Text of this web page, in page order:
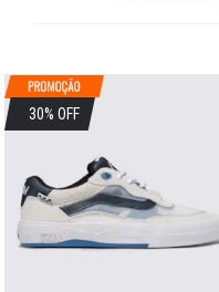
30% OFF